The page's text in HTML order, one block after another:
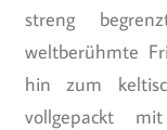
streng
weltberühmte
hin zum
vollgepackt